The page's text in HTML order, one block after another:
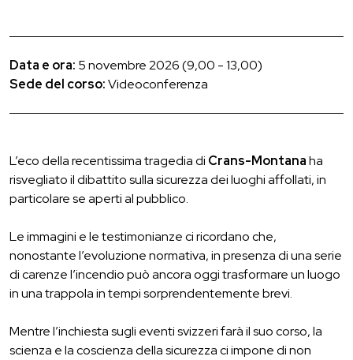
Data e ora: 5 novembre 2026 (9,00 - 13,00)
Sede del corso:Videoconferenza
L’eco della recentissima tragedia di Crans-Montanaha
risvegliato il dibattito sulla sicurezza dei luoghi affollati, in
particolare se aperti al pubblico.
Le immagini e le testimonianze ci ricordano che,
nonostante l’evoluzione normativa, in presenza di una serie
di carenze l’incendio può ancora oggi trasformare un luogo
in una trappola in tempi sorprendentemente brevi.
Mentre l’inchiesta sugli eventi svizzeri farà il suo corso, la
scienza e la coscienza della sicurezza ci impone di non